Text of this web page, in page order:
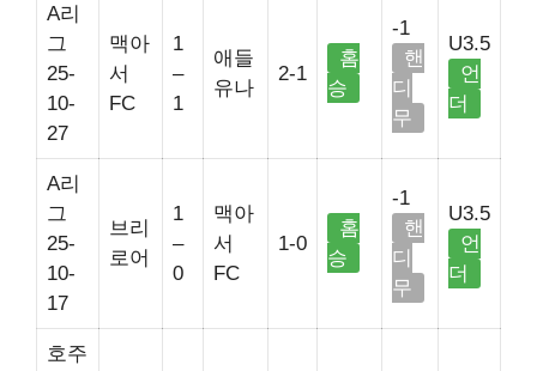
A리
그
25-
10-
27
맥아
서
FC
1
–
1
애들
유나
2-1
홈
승
-1
핸
디
무
U3.5
언
더
A리
그
25-
10-
17
브리
로어
1
–
0
맥아
서
FC
1-0
홈
승
-1
핸
디
무
U3.5
언
더
호주